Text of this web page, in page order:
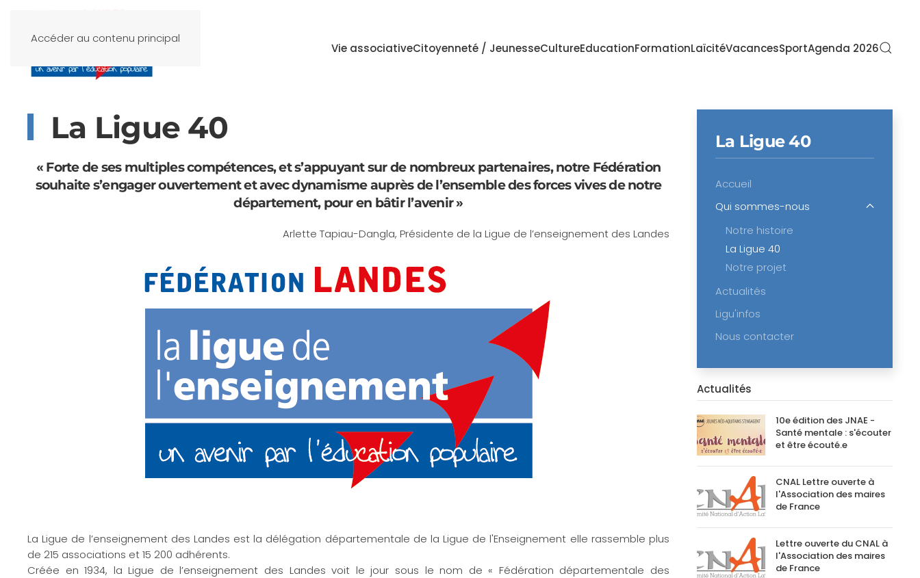
Accéder au contenu principal
Vie associativeCitoyenneté / JeunesseCultureEducationFormationLaïcitéVacancesSportAgenda 2026
La Ligue 40
« Forte de ses multiples compétences, et s’appuyant sur de nombreux partenaires, notre Fédération
souhaite s’engager ouvertement et avec dynamisme auprès de l’ensemble des forces vives de notre
département, pour en bâtir l’avenir »
Arlette Tapiau-Dangla, Présidente de la Ligue de l’enseignement des Landes
La Ligue de l’enseignement des Landes est la délégation départementale de la Ligue de l'Enseignement elle rassemble plus
de 215 associations et 15 200 adhérents.
Créée en 1934, la Ligue de l’enseignement des Landes voit le jour sous le nom de « Fédération départementale des
La Ligue 40
Accueil
Qui sommes-nous
Notre histoire
La Ligue 40
Notre projet
Actualités
Ligu'infos
Nous contacter
Actualités
10e édition des JNAE -
Santé mentale : s'écouter
et être écouté.e
CNAL Lettre ouverte à
l'Association des maires
de France
Lettre ouverte du CNAL à
l'Association des maires
de France